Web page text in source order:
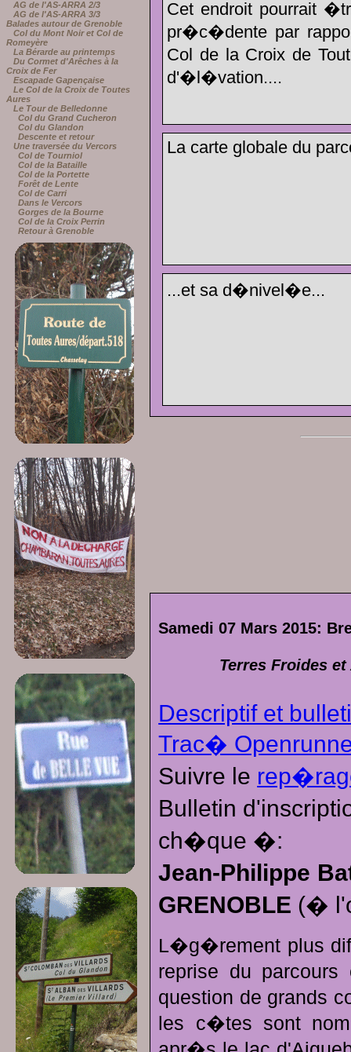
AG de l'AS-ARRA 2/3
AG de l'AS-ARRA 3/3
Balades autour de Grenoble
Col du Mont Noir et Col de
Romeyère
La Bérarde au printemps
Du Cormet d'Arêches à la
Croix de Fer
Escapade Gapençaise
Le Col de la Croix de Toutes
Aures
Le Tour de Belledonne
Col du Grand Cucheron
Col du Glandon
Descente et retour
Une traversée du Vercors
Col de Tourniol
Col de la Bataille
Col de la Portette
Forêt de Lente
Col de Carri
Dans le Vercors
Gorges de la Bourne
Col de la Croix Perrin
Retour à Grenoble
Cet endroit pourrait
pr�c�dente par
Col de la Croix de
d'�l�vation....
La carte globale du
...et sa d�nivel�e...
Samedi 07 Mars 2015:
Terres Froides
Descriptif et
Trac�
Suivre le
Bulletin
ch�que �:
Jean-Philippe
GRENOBLE (�
L�g�rement plus
reprise du
question de grands
les c�tes sont